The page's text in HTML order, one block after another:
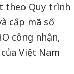
theo Quy trình
cấp mã số
công nhận,
Việt Nam